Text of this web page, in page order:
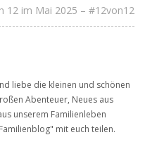
12 im Mai 2025 – #12von12
liebe die kleinen und schönen
Abenteuer, Neues aus
unserem Familienleben
mit euch teilen.